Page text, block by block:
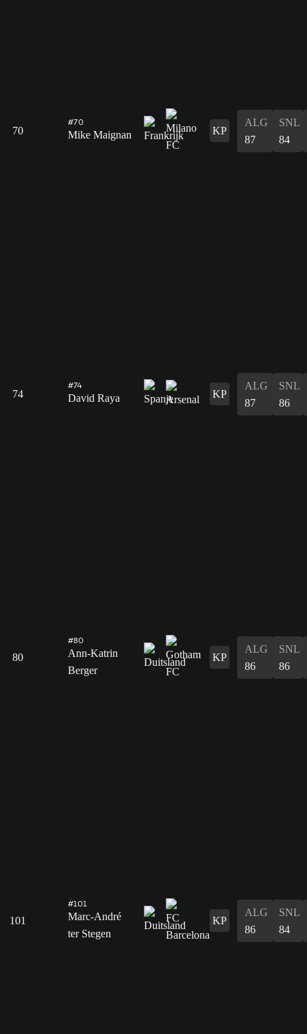
70
#70
Mike Maignan KP
ALG
87
SNL
84
74
#74
David Raya KP
ALG
87
SNL
86
80
#80
Ann-Katrin
Berger
KP
ALG
86
SNL
86
101
#101
Marc-André
ter Stegen
KP
ALG
86
SNL
84